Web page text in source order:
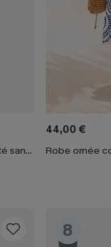
Robe courte à imprimé abstrait col cranté sans manches
44,00 €
Robe ornée
8